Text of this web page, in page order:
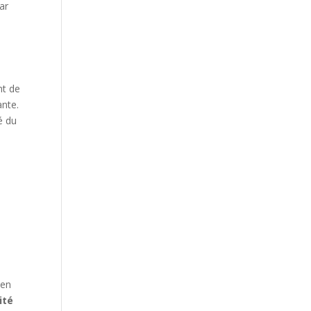
de
du